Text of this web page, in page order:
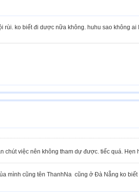
rùi. ko biết đi dược nữa không. huhu sao không
chút việc nên không tham dự được. tiếc quá. Hẹn
mình cũng tên ThanhNa cũng ở Đà Nẵng ko